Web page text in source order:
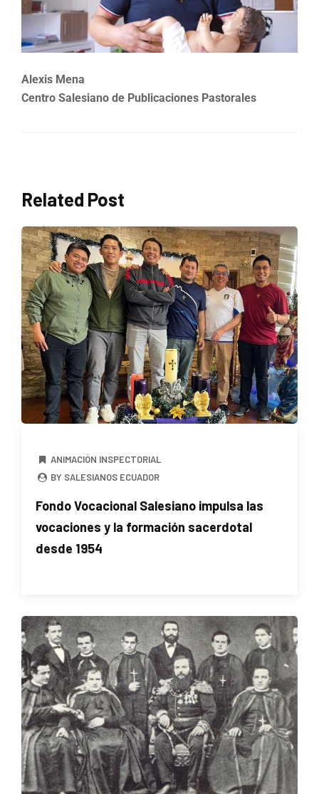
Alexis Mena
Centro Salesiano de Publicaciones Pastorales
Related Post
ANIMACIÓN INSPECTORIAL
BY SALESIANOS ECUADOR
Fondo Vocacional Salesiano impulsa las
vocaciones y la formación sacerdotal
desde 1954